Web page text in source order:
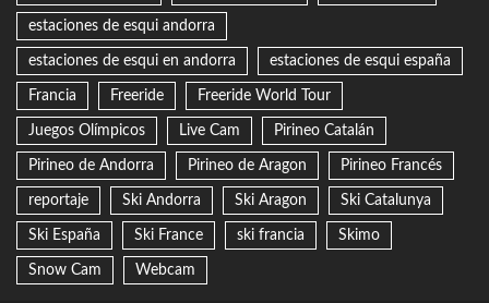
estaciones de esqui andorra
estaciones de esqui en andorra estaciones de esqui españa
Francia Freeride Freeride World Tour
Juegos Olímpicos Live Cam Pirineo Catalán
Pirineo de Andorra Pirineo de Aragon Pirineo Francés
reportaje Ski Andorra Ski Aragon Ski Catalunya
Ski España Ski France ski francia Skimo
Snow Cam Webcam